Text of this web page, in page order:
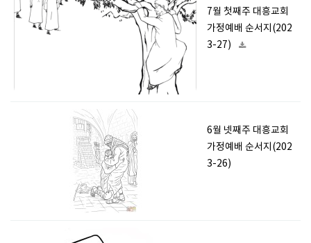
7월 첫째주 대흥교회
가정예배 순서지(202
3-27)
6월 넷째주 대흥교회
가정예배 순서지(202
3-26)